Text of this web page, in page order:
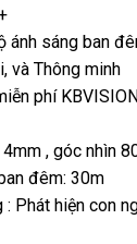
ánh sáng ban
và Thông minh
phí
, góc nhìn
đêm: 30m
: Phát hiện con